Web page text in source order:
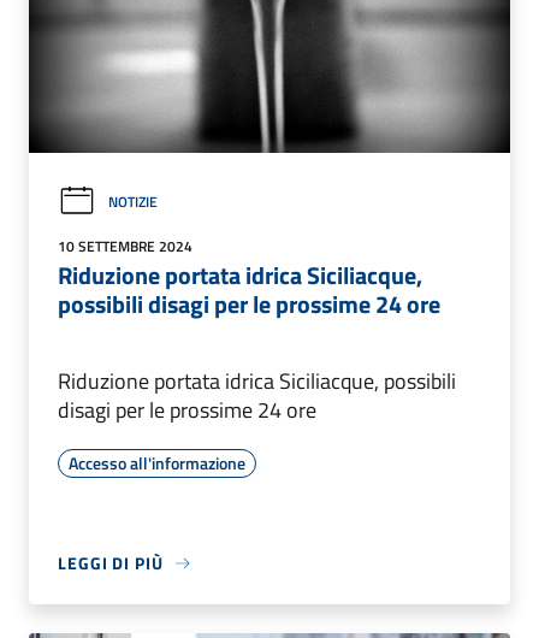
NOTIZIE
10 SETTEMBRE 2024
Riduzione portata idrica Siciliacque,
possibili disagi per le prossime 24 ore
Riduzione portata idrica Siciliacque, possibili
disagi per le prossime 24 ore
Accesso all'informazione
LEGGI DI PIÙ